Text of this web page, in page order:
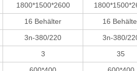
1800*1500*2600
16 Behälter
16
3n-380/220
3n-380/
3
35